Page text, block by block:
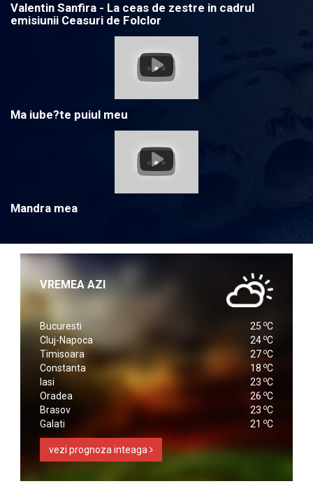
Valentin Sanfira - La ceas de zestre in cadrul
emisiunii Ceasuri de Folclor
Ma iube?te puiul meu
Mandra mea
VREMEA AZI
Bucuresti 25 oC
Cluj-Napoca
24 oC
Timisoara
27 oC
Constanta
18 oC
Iasi
23 oC
Oradea
26 oC
Brasov
23 oC
Galati
21 oC
vezi prognoza inteaga